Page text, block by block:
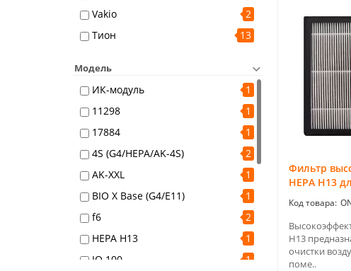
Vakio
2
Тион
13
Модель
ИК-модуль
1
11298
1
17884
1
4S (G4/HEPA/AK-4S)
2
AK-XXL
1
BIO X Base (G4/E11)
1
f6
2
HEPA H13
1
IQ 100
1
Фильтр
HEPA Н13
Н13
очистки
поме..